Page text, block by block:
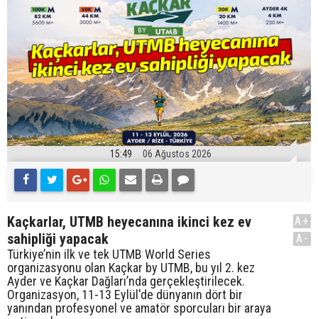
15:49 06 Ağustos 2026
Kaçkarlar, UTMB heyecanına ikinci kez ev
sahipliği yapacak
Türkiye’nin ilk ve tek UTMB World Series
organizasyonu olan Kaçkar by UTMB, bu yıl 2. kez
Ayder ve Kaçkar Dağları’nda gerçekleştirilecek.
Organizasyon, 11-13 Eylül'de dünyanın dört bir
yanından profesyonel ve amatör sporcuları bir araya
A+
A-